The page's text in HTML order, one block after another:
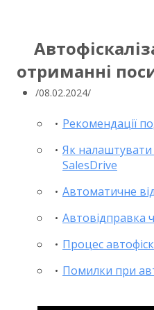
отриманні
08.02.2024
Рекомендації
Як налаштувати
SalesDrive
Автоматичне
Автовідправка
Процес
Помилки при